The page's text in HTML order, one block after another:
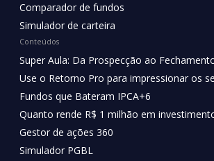
Comparador de fundos
Simulador de carteira
Conteúdos
Super Aula: Da Prospecção ao
Use o Retorno Pro para impressionar os
Fundos que Bateram IPCA+6
Quanto rende R$ 1 milhão em
Gestor de ações 360
Simulador PGBL